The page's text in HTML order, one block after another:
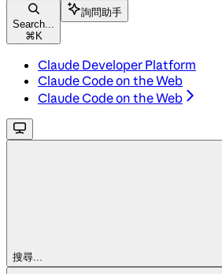
Search...
⌘ K
詢問助手
Claude Developer Platform
Claude Code on the Web
Claude Code on the Web
搜尋...